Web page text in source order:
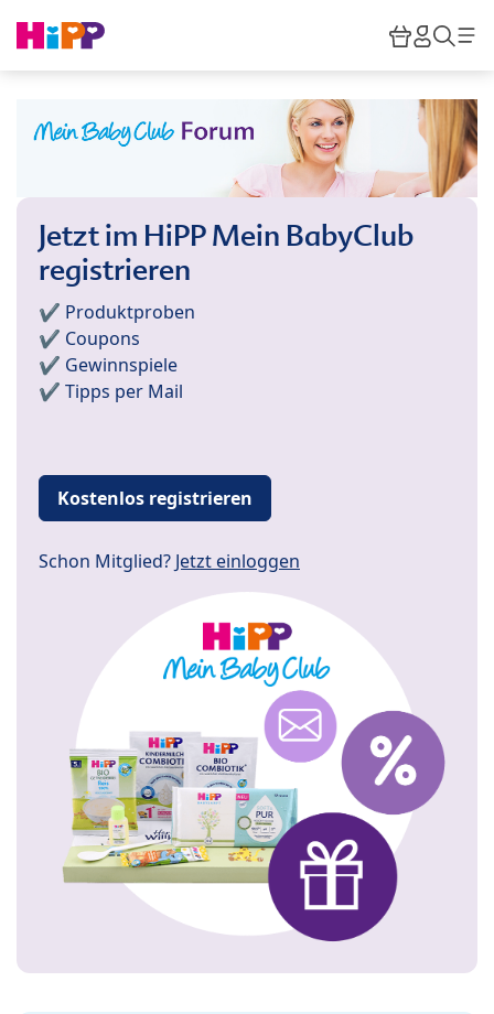
HiPP
Jetzt im HiPP Mein BabyClub
registrieren
✔️ Produktproben
✔️ Coupons
✔️ Gewinnspiele
✔️ Tipps per Mail
Kostenlos registrieren
Schon Mitglied? Jetzt einloggen